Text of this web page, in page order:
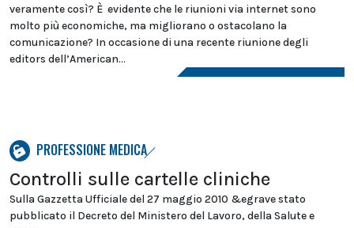
veramente così? È evidente che le riunioni via internet sono
molto più economiche, ma migliorano o ostacolano la
comunicazione? In occasione di una recente riunione degli
editors dell’American...
PROFESSIONE MEDICA
Controlli sulle cartelle cliniche
Sulla Gazzetta Ufficiale del 27 maggio 2010 &egrave stato
pubblicato il Decreto del Ministero del Lavoro, della Salute e